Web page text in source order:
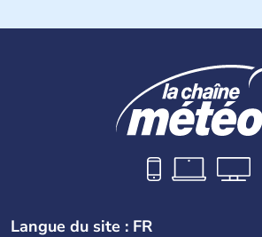
Langue du site : FR